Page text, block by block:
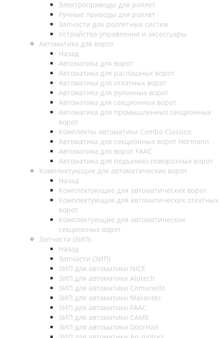
Электроприводы для роллет
Ручные приводы для роллет
Запчасти для роллетных систем
Устройства управления и аксессуары
Автоматика для ворот
Назад
Автоматика для ворот
Автоматика для распашных ворот
Автоматика для откатных ворот
Автоматика для рулонных ворот
Автоматика для секционных ворот
Автоматика для промышленных секционных
ворот
Комплекты автоматики Combo Classico
Автоматика для секционных ворот Hörmann
Автоматика для ворот FAAC
Автоматика для подъемно-поворотных ворот
Комплектующие для автоматических ворот
Назад
Комплектующие для автоматических ворот
Комплектующие для автоматических откатных
ворот
Комплектующие для автоматических
секционных ворот
Запчасти (ЗИП)
Назад
Запчасти (ЗИП)
ЗИП для автоматики NICE
ЗИП для автоматики Alutech
ЗИП для автоматики Comunello
ЗИП для автоматики Marantec
ЗИП для автоматики FAAC
ЗИП для автоматики CAME
ЗИП для автоматики DoorHan